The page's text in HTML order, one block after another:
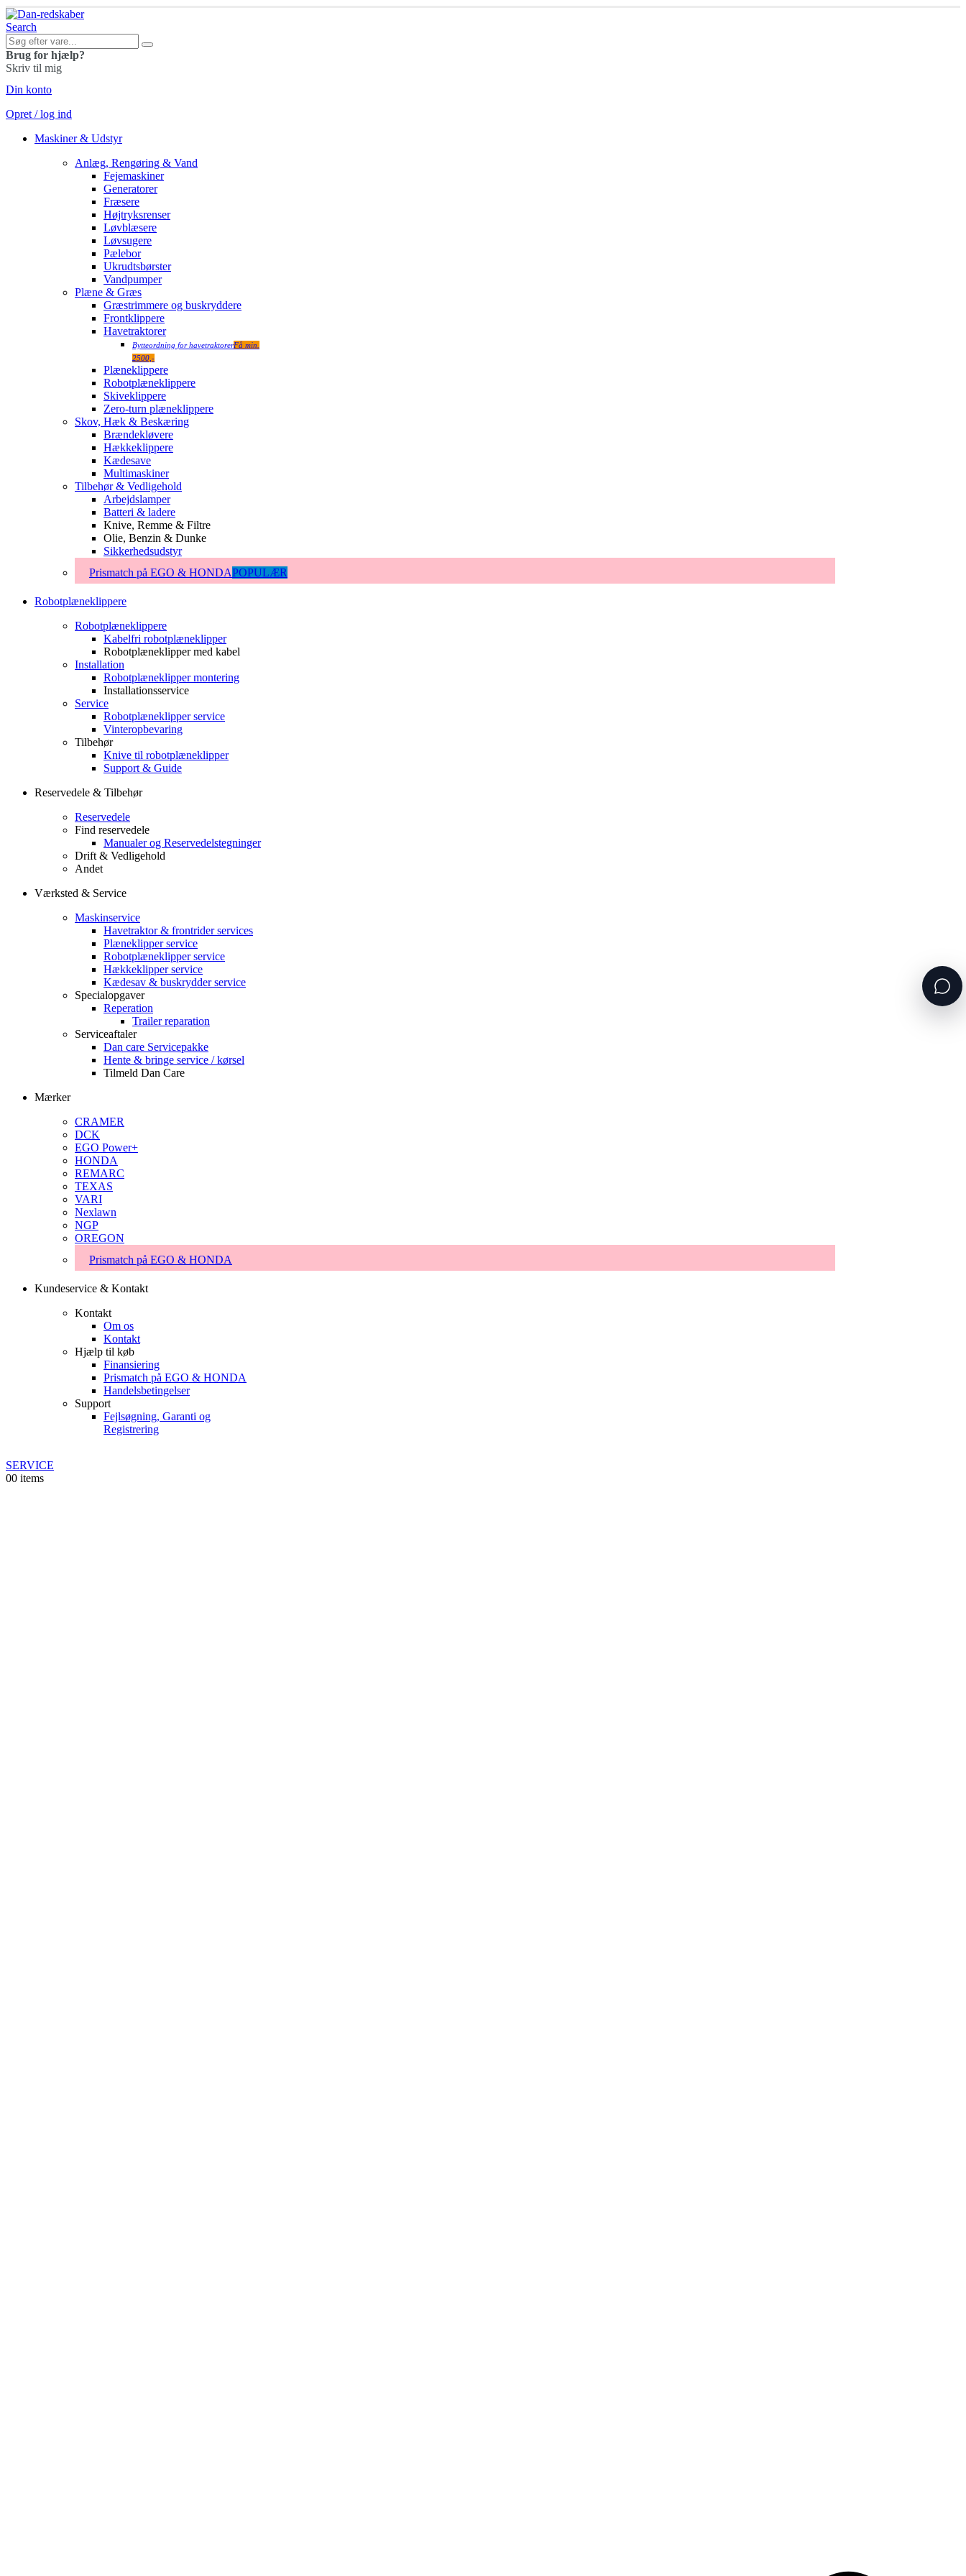
Search
Brug for hjælp?
Skriv til mig
Din konto
Opret / log ind
Maskiner & Udstyr
Anlæg, Rengøring & Vand
Fejemaskiner
Generatorer
Fræsere
Højtryksrenser
Løvblæsere
Løvsugere
Pælebor
Ukrudtsbørster
Vandpumper
Plæne & Græs
Græstrimmere og buskryddere
Frontklippere
Havetraktorer
Bytteordning for havetraktorerFå min.
2500,-
Plæneklippere
Robotplæneklippere
Skiveklippere
Zero-turn plæneklippere
Skov, Hæk & Beskæring
Brændekløvere
Hækkeklippere
Kædesave
Multimaskiner
Tilbehør & Vedligehold
Arbejdslamper
Batteri & ladere
Knive, Remme & Filtre
Olie, Benzin & Dunke
Sikkerhedsudstyr
Prismatch på EGO & HONDAPOPULÆR
Robotplæneklippere
Robotplæneklippere
Kabelfri robotplæneklipper
Robotplæneklipper med kabel
Installation
Robotplæneklipper montering
Installationsservice
Service
Robotplæneklipper service
Vinteropbevaring
Tilbehør
Knive til robotplæneklipper
Support & Guide
Reservedele & Tilbehør
Reservedele
Find reservedele
Manualer og Reservedelstegninger
Drift & Vedligehold
Andet
Værksted & Service
Maskinservice
Havetraktor & frontrider services
Plæneklipper service
Robotplæneklipper service
Hækkeklipper service
Kædesav & buskrydder service
Specialopgaver
Reperation
Trailer reparation
Serviceaftaler
Dan care Servicepakke
Hente & bringe service / kørsel
Tilmeld Dan Care
Mærker
CRAMER
DCK
EGO Power+
HONDA
REMARC
TEXAS
VARI
Nexlawn
NGP
OREGON
Prismatch på EGO & HONDA
Kundeservice & Kontakt
Kontakt
Om os
Kontakt
Hjælp til køb
Finansiering
Prismatch på EGO & HONDA
Handelsbetingelser
Support
Fejlsøgning, Garanti og
Registrering
SERVICE
00 items